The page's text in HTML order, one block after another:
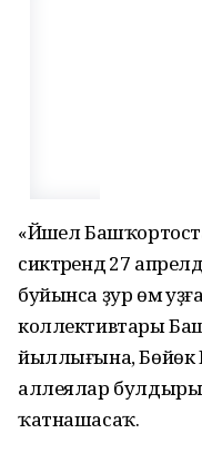
«Йәшел
сиктәрендә 27
буйынса ҙур өмә
коллективтары
йыллығына, Бөйөк
аллеялар
ҡатнашасаҡ.